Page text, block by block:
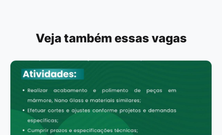
Veja também essas vagas